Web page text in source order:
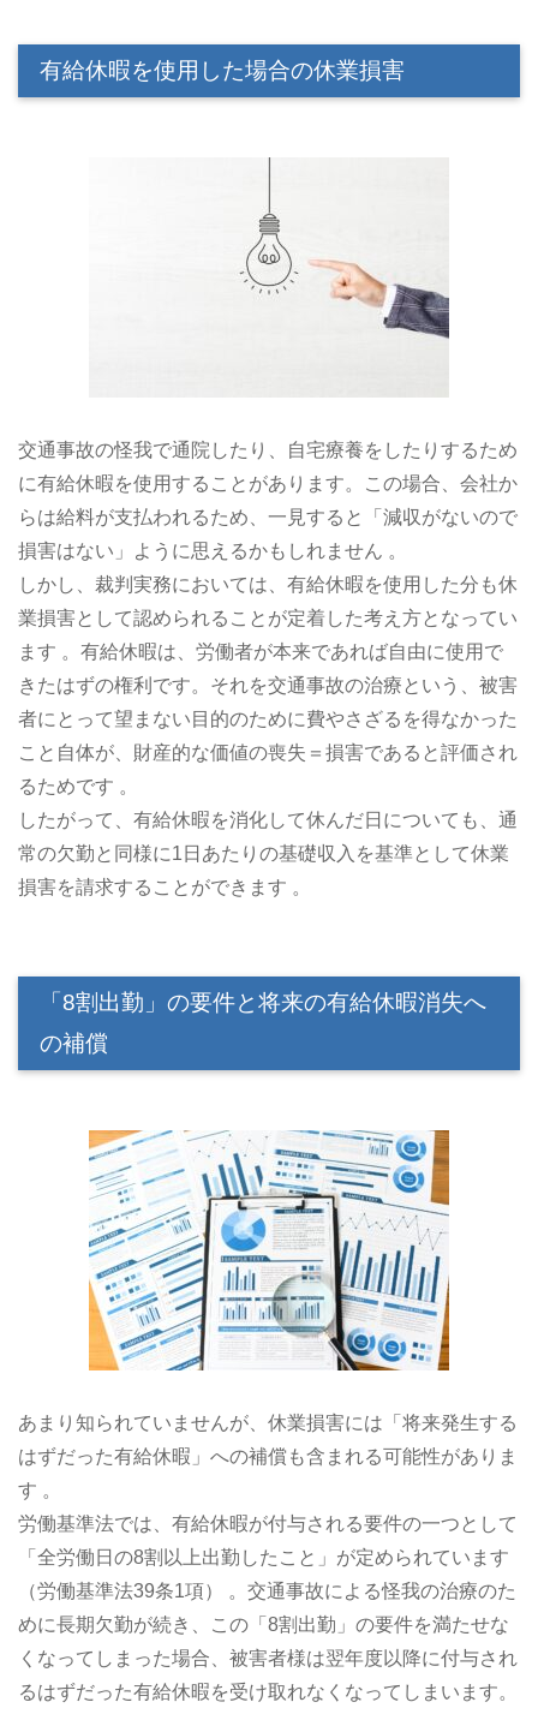
有給休暇を使用した場合の休業損害
交通事故の怪我で通院したり、自宅療養をしたりするため
に有給休暇を使用することがあります。この場合、会社か
らは給料が支払われるため、一見すると「減収がないので
損害はない」ように思えるかもしれません 。
しかし、裁判実務においては、有給休暇を使用した分も休
業損害として認められることが定着した考え方となってい
ます 。有給休暇は、労働者が本来であれば自由に使用で
きたはずの権利です。それを交通事故の治療という、被害
者にとって望まない目的のために費やさざるを得なかった
こと自体が、財産的な価値の喪失＝損害であると評価され
るためです 。
したがって、有給休暇を消化して休んだ日についても、通
常の欠勤と同様に1日あたりの基礎収入を基準として休業
損害を請求することができます 。
「8割出勤」の要件と将来の有給休暇消失へ
の補償
あまり知られていませんが、休業損害には「将来発生する
はずだった有給休暇」への補償も含まれる可能性がありま
す 。
労働基準法では、有給休暇が付与される要件の一つとして
「全労働日の8割以上出勤したこと」が定められています
（労働基準法39条1項） 。交通事故による怪我の治療のた
めに長期欠勤が続き、この「8割出勤」の要件を満たせな
くなってしまった場合、被害者様は翌年度以降に付与され
るはずだった有給休暇を受け取れなくなってしまいます。